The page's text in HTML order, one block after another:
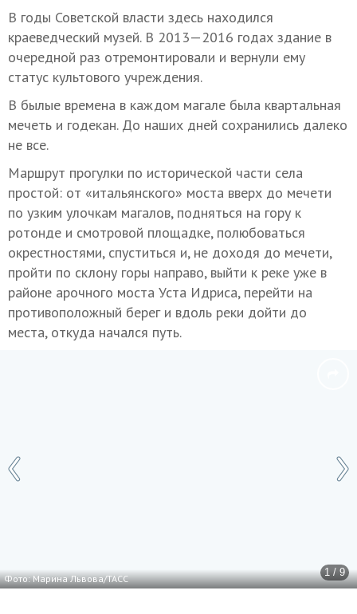
В годы Советской власти здесь находился
краеведческий музей. В 2013—2016 годах здание в
очередной раз отремонтировали и вернули ему
статус культового учреждения.
В былые времена в каждом магале была квартальная
мечеть и годекан. До наших дней сохранились далеко
не все.
Маршрут прогулки по исторической части села
простой: от «итальянского» моста вверх до мечети
по узким улочкам магалов, подняться на гору к
ротонде и смотровой площадке, полюбоваться
окрестностями, спуститься и, не доходя до мечети,
пройти по склону горы направо, выйти к реке уже в
районе арочного моста Уста Идриса, перейти на
противоположный берег и вдоль реки дойти до
места, откуда начался путь.
1 / 9
Фото: Марина Львова/ТАСС